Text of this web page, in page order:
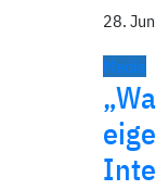
28.
Media